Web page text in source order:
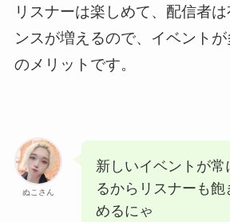
リスナーは楽しめて、配信者
ンスが増えるので、イベント
のメリットです。
ぬこさん
新しいイベントが常
るからリスナーも飽
めるにゃ